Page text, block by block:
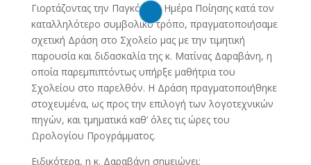
Γιορτάζοντας την Παγκόσμια Ημέρα Ποίησης κατά τον
καταλληλότερο συμβολικό τρόπο, πραγματοποιήσαμε
σχετική Δράση στο Σχολείο μας με την τιμητική
παρουσία και διδασκαλία της κ. Ματίνας Δαραβάνη, η
οποία παρεμπιπτόντως υπήρξε μαθήτρια του
Σχολείου στο παρελθόν. Η Δράση πραγματοποιήθηκε
στοχευμένα, ως προς την επιλογή των λογοτεχνικών
πηγών, και τμηματικά καθ’ όλες τις ώρες του
Ωρολογίου Προγράμματος.
Ειδικότερα, η κ. Δαραβάνη σημειώνει: